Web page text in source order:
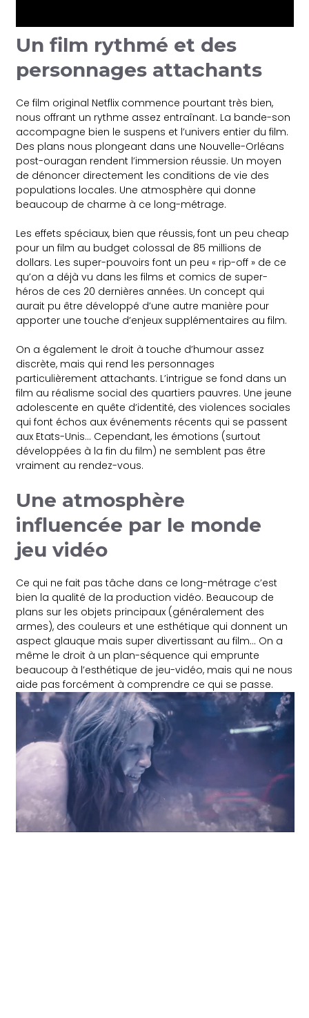
Un film rythmé et des
personnages attachants
Ce film original Netflix commence pourtant très bien,
nous offrant un rythme assez entraînant. La bande-son
accompagne bien le suspens et l’univers entier du film.
Des plans nous plongeant dans une Nouvelle-Orléans
post-ouragan rendent l’immersion réussie. Un moyen
de dénoncer directement les conditions de vie des
populations locales. Une atmosphère qui donne
beaucoup de charme à ce long-métrage.
Les effets spéciaux, bien que réussis, font un peu cheap
pour un film au budget colossal de 85 millions de
dollars. Les super-pouvoirs font un peu « rip-off » de ce
qu’on a déjà vu dans les films et comics de super-
héros de ces 20 dernières années. Un concept qui
aurait pu être développé d’une autre manière pour
apporter une touche d’enjeux supplémentaires au film.
On a également le droit à touche d’humour assez
discrète, mais qui rend les personnages
particulièrement attachants. L’intrigue se fond dans un
film au réalisme social des quartiers pauvres. Une jeune
adolescente en quête d’identité, des violences sociales
qui font échos aux événements récents qui se passent
aux Etats-Unis… Cependant, les émotions (surtout
développées à la fin du film) ne semblent pas être
vraiment au rendez-vous.
Une atmosphère
influencée par le monde
jeu vidéo
Ce qui ne fait pas tâche dans ce long-métrage c’est
bien la qualité de la production vidéo. Beaucoup de
plans sur les objets principaux (généralement des
armes), des couleurs et une esthétique qui donnent un
aspect glauque mais super divertissant au film… On a
même le droit à un plan-séquence qui emprunte
beaucoup à l’esthétique de jeu-vidéo, mais qui ne nous
aide pas forcément à comprendre ce qui se passe.